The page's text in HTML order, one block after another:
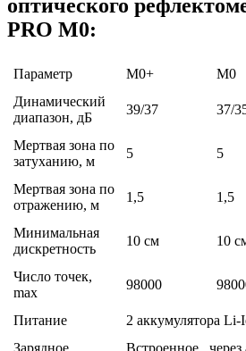
оптического
PRO M0:
Параметр M0+ M0
Динамический
диапазон, дБ
39/37 37/
Мертвая зона по
затуханию, м
5 5
Мертвая зона по
отражению, м
1,5 1,5
Минимальная
дискретность
10 см 10
Число точек,
max
98000
Питание
2 аккумулятора Li-